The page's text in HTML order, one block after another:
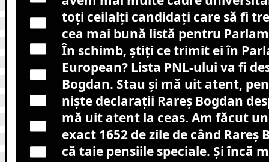
toți ceilalți candidați care să fi
cea mai bună listă pentru
În schimb, știți ce trimit ei în
European? Lista PNL-ului va fi
Bogdan. Stau și mă uit atent,
niște declarații Rareș Bogdan
mă uit atent la ceas. Am făcut
exact 1652 de zile de când Rareș
că taie pensiile speciale. Și încă